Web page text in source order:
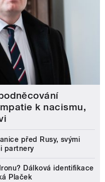
k nacismu,
před Rusy, svými
partnery
Dálková identifikace
Plaček